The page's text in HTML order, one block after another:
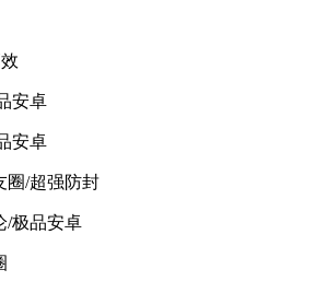
安卓
安卓
圈/超强防封
/极品安卓